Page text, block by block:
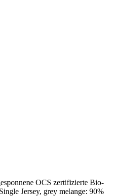
OCS zertifizierte Bio-
Jersey, grey melange: 90%